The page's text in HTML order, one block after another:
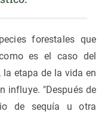
forestales que
es el caso del
etapa de la vida en
influye. "Después de
de sequía u otra